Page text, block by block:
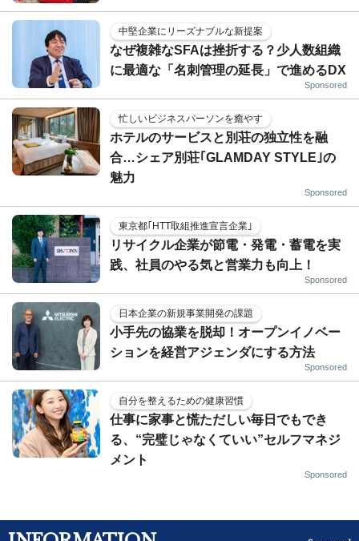
中堅企業にリーズナブルな新提案
なぜ複雑なSFAは挫折する？少人数組織
に最適な「名刺管理の延長」で進めるDX
Sponsored
忙しいビジネスパーソンを癒やす
ホテルのサービスと別荘の独立性を融
合…シェア別荘｢GLAMDAY STYLE｣の
魅力
Sponsored
東京都｢HTT取組推進宣言企業｣
リサイクル企業が節電・発電・蓄電を実
践、社員のやる気と営業力も向上！
Sponsored
日本企業の新規事業開発の課題
小手先の協業を脱却！オープンイノベー
ションを経営アジェンダにする方法
Sponsored
自分を整えるための健康習慣
仕事に家事と慌ただしい毎日でもでき
る、“完璧じゃなくていい”セルフマネジ
メント
Sponsored